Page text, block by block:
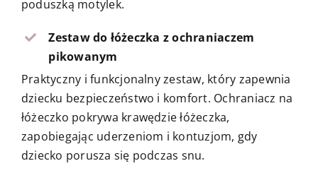
poduszką motylek.
Zestaw do łóżeczka z ochraniaczem
pikowanym
Praktyczny i funkcjonalny zestaw, który zapewnia
dziecku bezpieczeństwo i komfort. Ochraniacz na
łóżeczko pokrywa krawędzie łóżeczka,
zapobiegając uderzeniom i kontuzjom, gdy
dziecko porusza się podczas snu.